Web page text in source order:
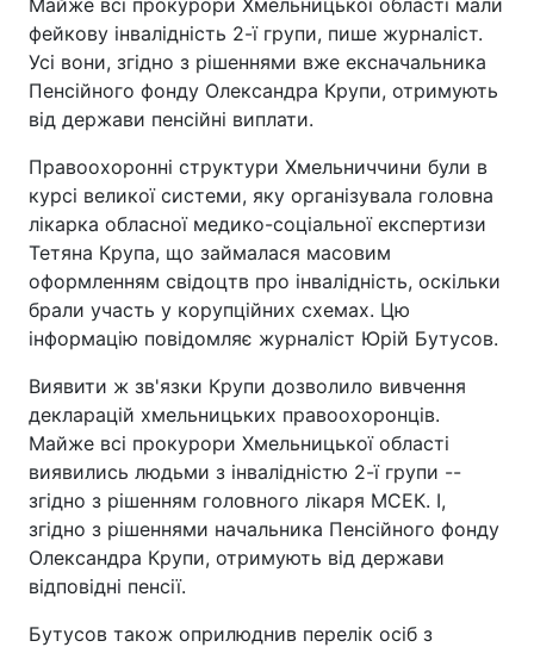
Майже всі прокурори Хмельницької області мали
фейкову інвалідність 2-ї групи, пише журналіст.
Усі вони, згідно з рішеннями вже ексначальника
Пенсійного фонду Олександра Крупи, отримують
від держави пенсійні виплати.
Правоохоронні структури Хмельниччини були в
курсі великої системи, яку організувала головна
лікарка обласної медико-соціальної експертизи
Тетяна Крупа, що займалася масовим
оформленням свідоцтв про інвалідність, оскільки
брали участь у корупційних схемах. Цю
інформацію повідомляє журналіст Юрій Бутусов.
Виявити ж зв'язки Крупи дозволило вивчення
декларацій хмельницьких правоохоронців.
Майже всі прокурори Хмельницької області
виявились людьми з інвалідністю 2-ї групи --
згідно з рішенням головного лікаря МСЕК. І,
згідно з рішеннями начальника Пенсійного фонду
Олександра Крупи, отримують від держави
відповідні пенсії.
Бутусов також оприлюднив перелік осіб з